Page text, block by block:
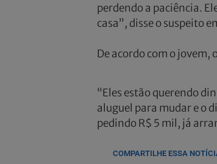
perdendo a paciência.
casa”, disse o suspeito
De acordo com o jovem,
“Eles estão querendo
aluguel para mudar e o
pedindo R$ 5 mil, já
COMPARTILHE ESSA